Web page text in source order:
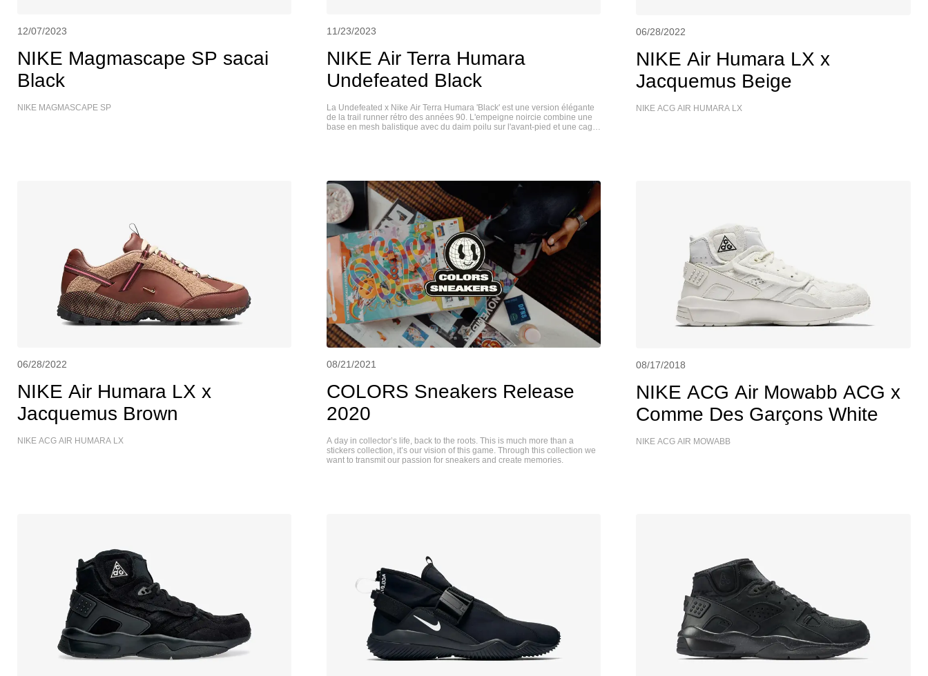
12/07/2023
NIKE Magmascape SP sacai
Black
NIKE MAGMASCAPE SP
11/23/2023
NIKE Air Terra Humara
Undefeated Black
La Undefeated x Nike Air Terra Humara 'Black' est une version élégante
de la trail runner rétro des années 90. L'empeigne noircie combine une
base en mesh balistique avec du daim poilu sur l'avant-pied et une cage
Swoosh latéral. Des détails mouchetés animent la semelle intermédiaire
en mousse noire, avec une semelle Air visible au niveau du talon. NIKE
ACG AIR HUMARA
06/28/2022
NIKE Air Humara LX x
Jacquemus Beige
NIKE ACG AIR HUMARA LX
06/28/2022
NIKE Air Humara LX x
Jacquemus Brown
NIKE ACG AIR HUMARA LX
08/21/2021
COLORS Sneakers Release
2020
A day in collector’s life, back to the roots. This is much more than a
stickers collection, it’s our vision of this game. Through this collection we
want to transmit our passion for sneakers and create memories.
08/17/2018
NIKE ACG Air Mowabb ACG x
Comme Des Garçons White
NIKE ACG AIR MOWABB